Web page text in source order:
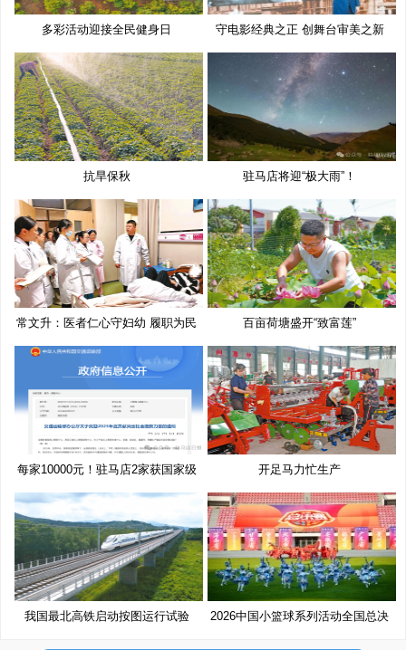
多彩活动迎接全民健身日 守电影经典之正 创舞台审美之新
抗旱保秋 驻马店将迎“极大雨”！
常文升：医者仁心守妇幼 履职为民 百亩荷塘盛开“致富莲”
每家10000元！驻马店2家获国家级
奖
开足马力忙生产
我国最北高铁启动按图运行试验
2026中国小篮球系列活动全国总决